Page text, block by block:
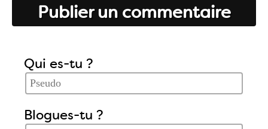
Publier un commentaire
Qui es-tu ?
Blogues-tu ?